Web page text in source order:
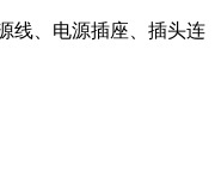
线、电源插座、插头连